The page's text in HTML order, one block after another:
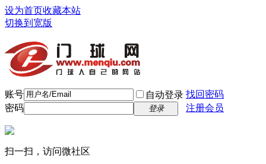
设为首页收藏本站
切换到宽版
账号 自动登录 找回密码
密码
登录 注册会员
扫一扫，访问微社区